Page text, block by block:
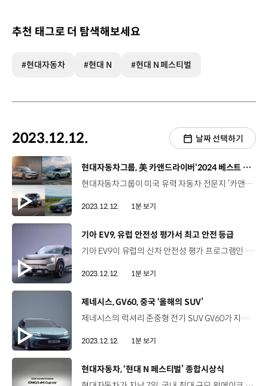
추천 태그로 더 탐색해보세요
#현대자동차 #현대 N #현대 N 페스티벌
2023.12.12. 날짜 선택하기
[동영상]
현대자동차그룹, 美 카앤드라이버‘2024 베스트 10 트럭 & SUV’ 최다 선정
현대자동차그룹이 미국 유력 자동차 전문지 ‘카앤드라이버’가 주관하는 ‘2024 베스트 10 트럭 SUV’에 최다 선정되었습니다. SUV 경쟁이 치열한 북미 시장에서 현대차 아이오닉 5, 기아의 EV9과 텔루라이드, 제네시스 GV70까지 4개 차종이 이름을 올리고 현대차그룹 3개 브랜드가 모두 수상하는 쾌거를 달성해 의미를 더했습니다. 특히 현대차 아이오닉 5와 제네시스 GV70는 지난해에 이어 2년 연속 ‘베스트 10 트럭 SUV’를 수상했으며 기아 텔루라이드는 2020년 첫 선정 이후 5년 연속으로 뽑히며 독보적인 제품 경쟁력을 입증했습니다. 현대차그룹은 앞으로도 세계 최고 수준의 제품을 고객에게 제공하기 위한 노력을 지속해 나갈 예정입니다.
2023.12.12. 1분 보기
[동영상]
기아 EV9, 유럽 안전성 평가서 최고 안전 등급
기아 EV9이 유럽의 신차 안전성 평가 프로그램인 ‘유로 NCAP’에서 최고 등급인 별 다섯을 획득하며 안전성을 인정받았습니다. EV9은 이번 평가에서 성인 탑승자 보호, 어린이 탑승자 보호, 안전 보조 시스템, 교통약자 안전성 등 4개 평가 항목의 종합 평가에서 최고 등급을 달성하며 탁월한 안전성과 전기차 전용 플랫폼 E-GMP의 우수성을 입증했습니다. 정면과 측면 충돌테스트에서 EV9은 승객과 고전압 배터리를 안전하게 보호할 수 있는 차체 공간이 확보돼 운전자와 동승자의 주요 신체를 잘 보호했다는 평가를 받았으며 특히 차대차 충돌 및 측면 충돌에서는 충격을 흡수하고 승객실을 보호하는 차체 설계로 어린이 보호 부문에서 최고 점수를 받았습니다. 기아는 앞서 지난해에도 EV6로 최고 등급 별 다섯을 획득했으며, EV9은 뛰어난 상품성으로 세계 3대 자동차 상인 북미·유럽·세계 올해의 차 후보에 올랐습니다.
2023.12.12. 1분 보기
[동영상]
제네시스, GV60, 중국 ‘올해의 SUV’
제네시스의 럭셔리 준중형 전기 SUV GV60가 지난 6일, 2024 중국 올해의 차 시상식에서 '2024 중국 올해의 SUV'에 이름을 올렸습니다. ‘중국 올해의 차’는 중국에서 가장 권위 있는 상 중 하나로 주요 자동차 잡지의 편집장이 공동 후원하며 평가 과정에 40명 이상의 자동차 전문 매체 기자단이 심사 위원으로 참여합니다. 올해는 80여 개의 차종이 2024 중국 올해의 SUV 후보로 경합한 끝에 제네시스 GV60와 로터스 엘레트라, 지리자동차 갤럭시 L7이 후보에 올랐으며 제네시스 GV60는 고급스러운 디자인을 비롯해 800V 시스템 기반의 우수한 성능과 기술력을 입증하며 경쟁 모델들과 압도적인 점수차로 중국 올해의 SUV에 최종 선정됐습니다. 제네시스는 앞으로도 자동차 시장 최대 격전지로 부상 중인 중국에서 브랜드 위상을 강화하고 고객들에게 럭셔리한 전동화 경험을 제공할 계획입니다.
2023.12.12. 1분 보기
[동영상]
현대자동차, ‘현대 N 페스티벌’ 종합시상식